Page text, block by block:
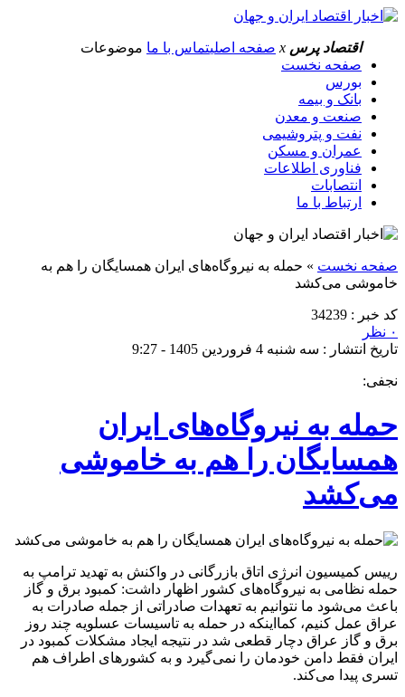
اقتصاد پرس x صفحه اصلیتماس با ما موضوعات
صفحه نخست
بورس
بانک و بیمه
صنعت و معدن
نفت و پتروشیمی
عمران و مسکن
فناوری اطلاعات
انتصابات
ارتباط با ما
صفحه نخست » حمله به نیروگاه‌های ایران همسایگان را هم به
خاموشی می‌کشد
کد خبر : 34239
۰ نظر
تاریخ انتشار : سه شنبه 4 فروردین 1405 - 9:27
نجفی:
حمله به نیروگاه‌های ایران
همسایگان را هم به خاموشی
می‌کشد
رییس کمیسیون انرژی اتاق بازرگانی در واکنش به تهدید ترامپ به
حمله نظامی به نیروگاه‌های کشور اظهار داشت: کمبود برق و گاز
باعث می‌شود ما نتوانیم به تعهدات صادراتی از جمله صادرات به
عراق عمل کنیم، کمااینکه در حمله به تاسیسات عسلویه چند روز
برق و گاز عراق دچار قطعی شد در نتیجه ایجاد مشکلات کمبود در
ایران فقط دامن خودمان را نمی‌گیرد و به کشورهای اطراف هم
تسری پیدا می‌کند.